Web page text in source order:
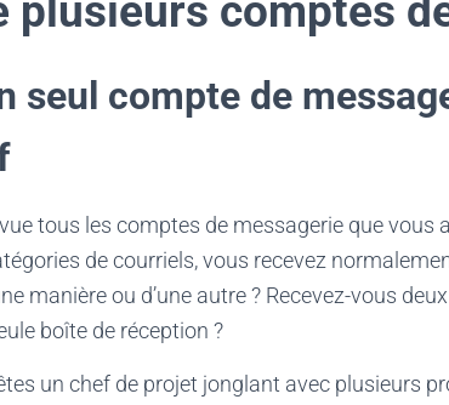
plusieurs comptes
seul compte de
tous les comptes de messagerie que vous
de courriels, vous recevez
manière ou d’une autre ? Recevez-vous
boîte de réception ?
un chef de projet jonglant avec plusieurs